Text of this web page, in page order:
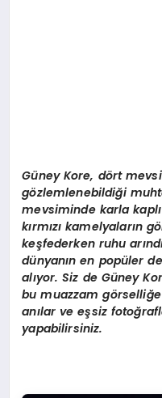
Güney Kore, dört
gözlemlenebildiği
mevsiminde karla
kırmızı kamelyaların gö
keşfederken ruhu
dünyanın en popüler
alıyor. Siz de Güney
bu muazzam görselliğ
anılar ve eşsiz
yapabilirsiniz.